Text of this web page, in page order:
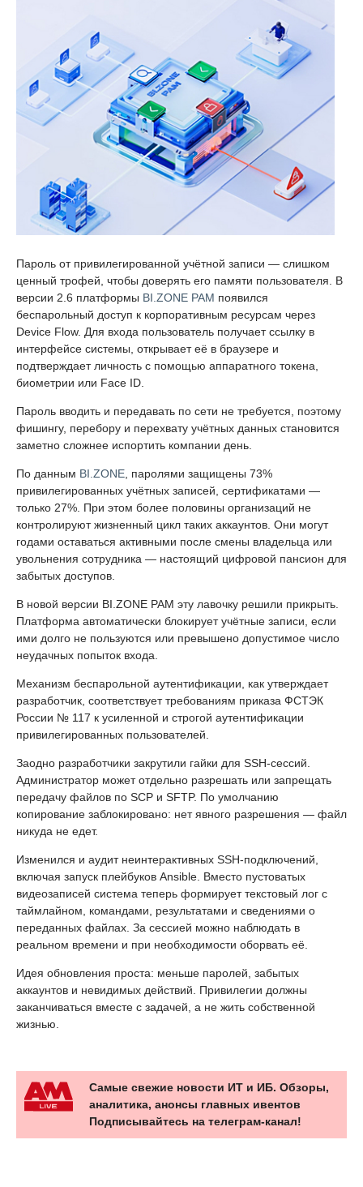
Пароль от привилегированной учётной записи — слишком
ценный трофей, чтобы доверять его памяти пользователя. В
версии 2.6 платформы BI.ZONE PAM появился
беспарольный доступ к корпоративным ресурсам через
Device Flow. Для входа пользователь получает ссылку в
интерфейсе системы, открывает её в браузере и
подтверждает личность с помощью аппаратного токена,
биометрии или Face ID.
Пароль вводить и передавать по сети не требуется, поэтому
фишингу, перебору и перехвату учётных данных становится
заметно сложнее испортить компании день.
По данным BI.ZONE, паролями защищены 73%
привилегированных учётных записей, сертификатами —
только 27%. При этом более половины организаций не
контролируют жизненный цикл таких аккаунтов. Они могут
годами оставаться активными после смены владельца или
увольнения сотрудника — настоящий цифровой пансион для
забытых доступов.
В новой версии BI.ZONE PAM эту лавочку решили прикрыть.
Платформа автоматически блокирует учётные записи, если
ими долго не пользуются или превышено допустимое число
неудачных попыток входа.
Механизм беспарольной аутентификации, как утверждает
разработчик, соответствует требованиям приказа ФСТЭК
России № 117 к усиленной и строгой аутентификации
привилегированных пользователей.
Заодно разработчики закрутили гайки для SSH-сессий.
Администратор может отдельно разрешать или запрещать
передачу файлов по SCP и SFTP. По умолчанию
копирование заблокировано: нет явного разрешения — файл
никуда не едет.
Изменился и аудит неинтерактивных SSH-подключений,
включая запуск плейбуков Ansible. Вместо пустоватых
видеозаписей система теперь формирует текстовый лог с
таймлайном, командами, результатами и сведениями о
переданных файлах. За сессией можно наблюдать в
реальном времени и при необходимости оборвать её.
Идея обновления проста: меньше паролей, забытых
аккаунтов и невидимых действий. Привилегии должны
заканчиваться вместе с задачей, а не жить собственной
жизнью.
Самые свежие новости ИТ и ИБ. Обзоры,
аналитика, анонсы главных ивентов
Подписывайтесь на телеграм-канал!